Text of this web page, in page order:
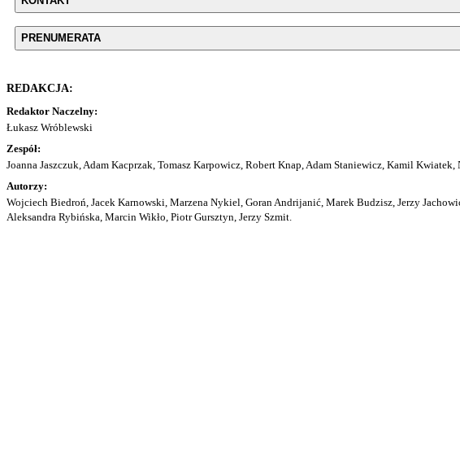
PRENUMERATA
REDAKCJA:
Redaktor Naczelny:
Łukasz Wróblewski
Zespół:
Joanna Jaszczuk, Adam Kacprzak, Tomasz Karpowicz, Robert Knap, Adam Staniewicz, Kamil
Autorzy:
Wojciech Biedroń, Jacek Karnowski, Marzena Nykiel, Goran Andrijanić, Marek Budzisz, Jerzy
Aleksandra Rybińska, Marcin Wikło, Piotr Gursztyn, Jerzy Szmit.